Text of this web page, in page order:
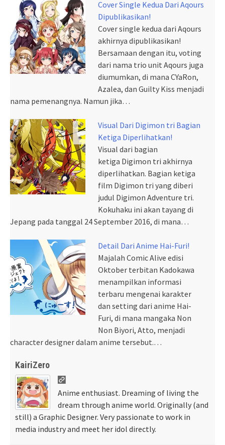
Cover Single Kedua Dari Aqours
Dipublikasikan!
Cover single kedua dari Aqours
akhirnya dipublikasikan!
Bersamaan dengan itu, voting
dari nama trio unit Aqours juga
diumumkan, di mana CYaRon,
Azalea, dan Guilty Kiss menjadi
nama pemenangnya. Namun jika…
Visual Dari Digimon tri Bagian
Ketiga Diperlihatkan!
Visual dari bagian
ketiga Digimon tri akhirnya
diperlihatkan. Bagian ketiga
film Digimon tri yang diberi
judul Digimon Adventure tri.
Kokuhaku ini akan tayang di
Jepang pada tanggal 24 September 2016, di mana…
Detail Dari Anime Hai-Furi!
Majalah Comic Alive edisi
Oktober terbitan Kadokawa
menampilkan informasi
terbaru mengenai karakter
dan setting dari anime Hai-
Furi, di mana mangaka Non
Non Biyori, Atto, menjadi
character designer dalam anime tersebut.…
KairiZero
Anime enthusiast. Dreaming of living the
dream through anime world. Originally (and
still) a Graphic Designer. Very passionate to work in
media industry and meet her idol directly.